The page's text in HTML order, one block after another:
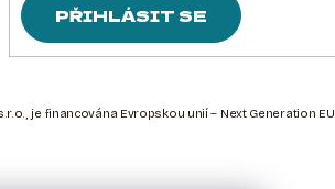
PŘIHLÁSIT SE
je financována Evropskou unií – Next Generation EU